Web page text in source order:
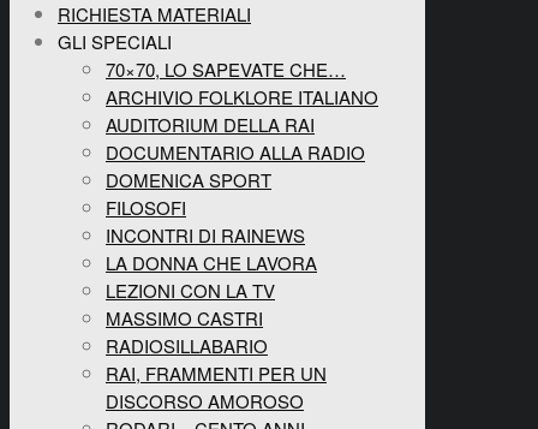
RICHIESTA MATERIALI
GLI SPECIALI
70×70, LO SAPEVATE CHE…
ARCHIVIO FOLKLORE ITALIANO
AUDITORIUM DELLA RAI
DOCUMENTARIO ALLA RADIO
DOMENICA SPORT
FILOSOFI
INCONTRI DI RAINEWS
LA DONNA CHE LAVORA
LEZIONI CON LA TV
MASSIMO CASTRI
RADIOSILLABARIO
RAI, FRAMMENTI PER UN
DISCORSO AMOROSO